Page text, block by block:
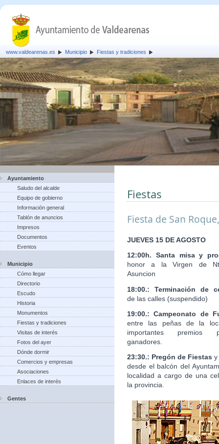
www.valdearenas.es Municipio Fiestas y tradiciones
Ayuntamiento
Saludo del alcalde
Equipo de gobierno
Información general
Tablón de anuncios
Impresos
Documentos
Eventos
Municipio
Cómo llegar
Directorio
Escudo
Historia
Monumentos
Fiestas y tradiciones
Visitas de interés
Fotos del ayer
Dónde dormir
Comercios y empresas
Asociaciones
Enlaces de interés
Gentes
Fiestas
Fiesta de San
JUEVES 15 DE AGOSTO
12:00h. Santa misa y
honor a la Virgen de
Asuncion
18:00.: Terminación de
de las calles (suspendido)
19:00.: Campeonato de
entre las peñas de la
importantes premios
ganadores.
23:30.: Pregón de Fiestas y
desde el balcón del
localidad a cargo de una
la provincia.